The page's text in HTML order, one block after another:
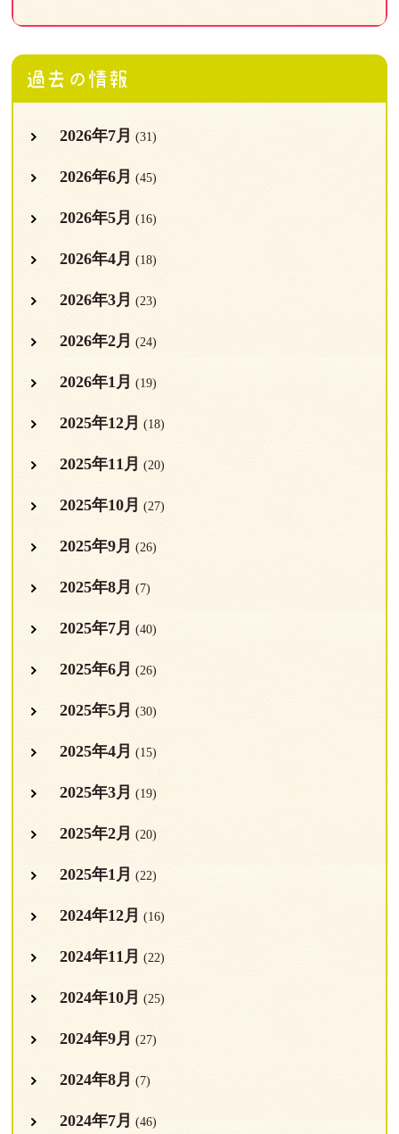
過去の情報
2026年7月 (31)
2026年6月 (45)
2026年5月 (16)
2026年4月 (18)
2026年3月 (23)
2026年2月 (24)
2026年1月 (19)
2025年12月 (18)
2025年11月 (20)
2025年10月 (27)
2025年9月 (26)
2025年8月 (7)
2025年7月 (40)
2025年6月 (26)
2025年5月 (30)
2025年4月 (15)
2025年3月 (19)
2025年2月 (20)
2025年1月 (22)
2024年12月 (16)
2024年11月 (22)
2024年10月 (25)
2024年9月 (27)
2024年8月 (7)
2024年7月 (46)